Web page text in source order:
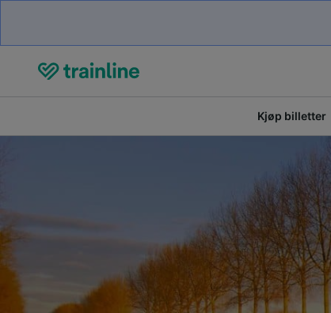
Kjøp billetter